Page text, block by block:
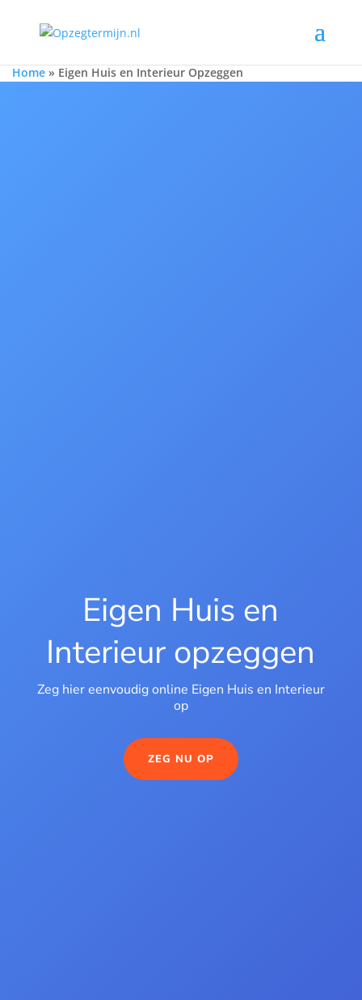
Home » Eigen Huis en Interieur Opzeggen
Eigen Huis en
Interieur opzeggen
Zeg hier eenvoudig online Eigen Huis en Interieur
op
ZEG NU OP